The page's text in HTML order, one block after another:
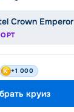
Crown Emperor
+1 000
круиз